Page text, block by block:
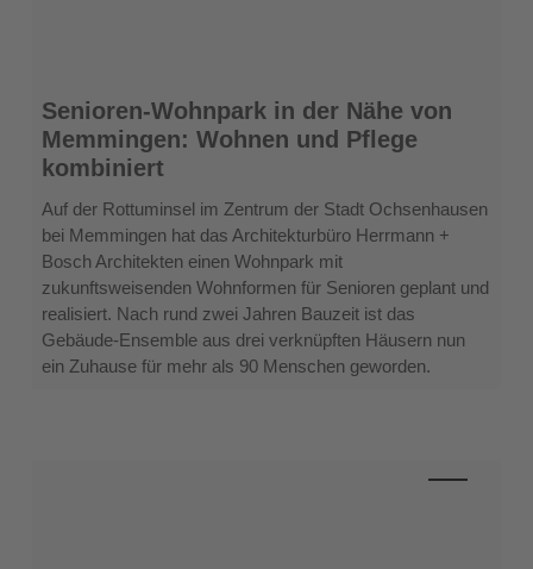
Senioren-
Wohnpark
in
der
Nähe
Memmingen:
Wohnen
und
Pflege
kombiniert
Senioren-Wohnpark in der Nähe von
Memmingen: Wohnen und Pflege
kombiniert
Auf der Rottuminsel im Zentrum der Stadt Ochsenhausen
bei Memmingen hat das Architekturbüro Herrmann +
Bosch Architekten einen Wohnpark mit
zukunftsweisenden Wohnformen für Senioren geplant und
realisiert. Nach rund zwei Jahren Bauzeit ist das
Gebäude-Ensemble aus drei verknüpften Häusern nun
ein Zuhause für mehr als 90 Menschen geworden.